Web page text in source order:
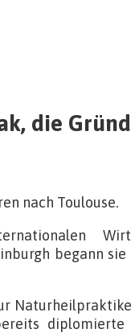
die
nach Toulouse.
begann
diplomierte